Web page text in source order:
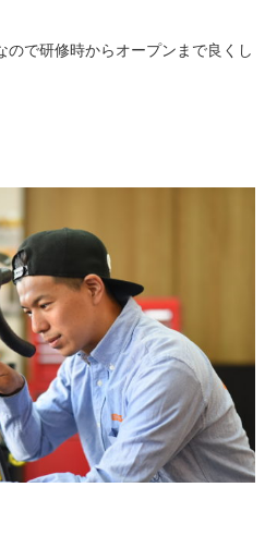
ので研修時からオープンまで良くし